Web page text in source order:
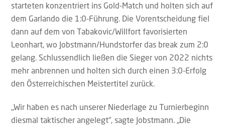
starteten konzentriert ins Gold-Match und holten sich auf
dem Garlando die 1:0-Führung. Die Vorentscheidung fiel
dann auf dem von Tabakovic/Willfort favorisierten
Leonhart, wo Jobstmann/Hundstorfer das break zum 2:0
gelang. Schlussendlich ließen die Sieger von 2022 nichts
mehr anbrennen und holten sich durch einen 3:0-Erfolg
den Österreichischen Meistertitel zurück.
„Wir haben es nach unserer Niederlage zu Turnierbeginn
diesmal taktischer angelegt“, sagte Jobstmann. „Die